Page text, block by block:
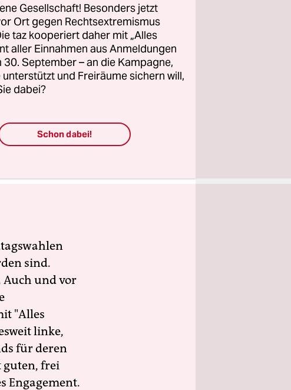
dass die
abrufbar
auch die
sind.
Auch und vor
"Alles
linke,
für deren
guten, frei
Engagement.
Gesellschaft! Besonders jetzt
Ort gegen Rechtsextremismus
taz kooperiert daher mit „Alles
aller Einnahmen aus Anmeldungen
30. September – an die Kampagne,
und Freiräume sichern will,
dabei?
Schon dabei!